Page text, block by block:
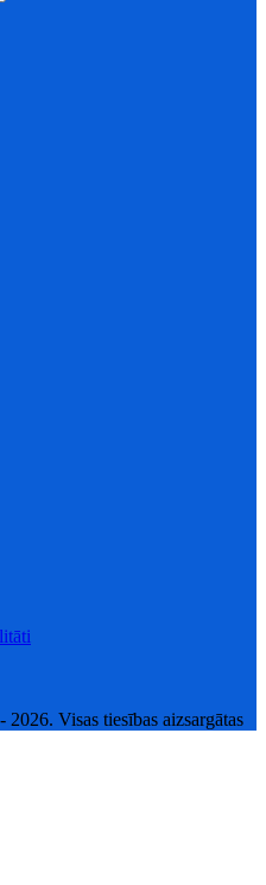
Visas tiesības aizsargātas